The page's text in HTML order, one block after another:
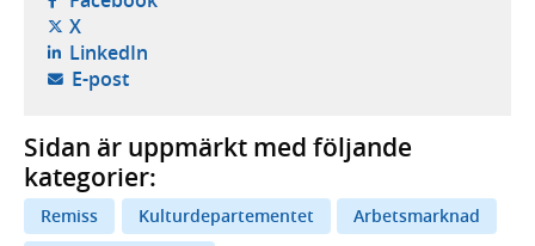
X- öppnas i ny flik, extern webbplats,
LinkedIn- öppnas i ny flik, extern webbplats,
E-post- öppnar din e-postklient,
Sidan är uppmärkt med följande
kategorier:
Remiss Kulturdepartementet
Arbetsmarknad